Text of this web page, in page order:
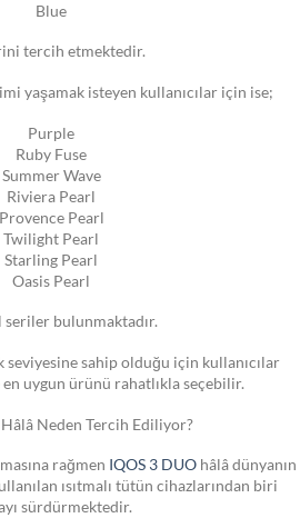
Blue
tercih etmektedir.
yaşamak isteyen kullanıcılar için ise;
Purple
Ruby Fuse
Summer Wave
Riviera Pearl
Provence Pearl
Twilight Pearl
Starling Pearl
Oasis Pearl
seriler bulunmaktadır.
sahip olduğu için kullanıcılar
uygun ürünü rahatlıkla seçebilir.
Neden Tercih Ediliyor?
rağmen IQOS 3 DUOhâlâ dünyanın
ısıtmalı tütün cihazlarından biri
sürdürmektedir.